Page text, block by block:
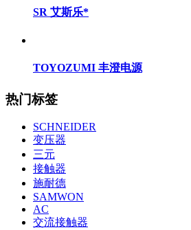
SR 艾斯乐*
TOYOZUMI 丰澄电源
热门标签
SCHNEIDER
变压器
三元
接触器
施耐德
SAMWON
AC
交流接触器